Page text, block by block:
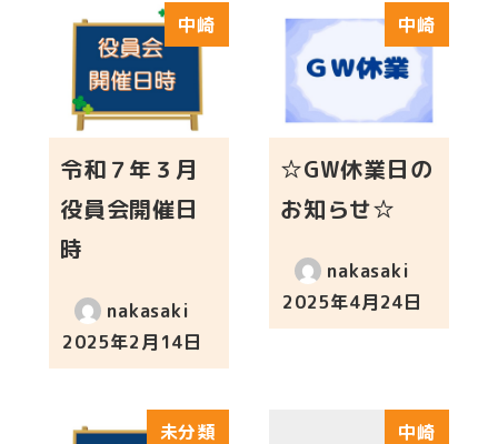
中崎
令和７年３月
役員会開催日
時
nakasaki
投稿日
2025年2月14日
中崎
☆GW休業日の
お知らせ☆
nakasaki
投稿日
2025年4月24日
未分類 中崎